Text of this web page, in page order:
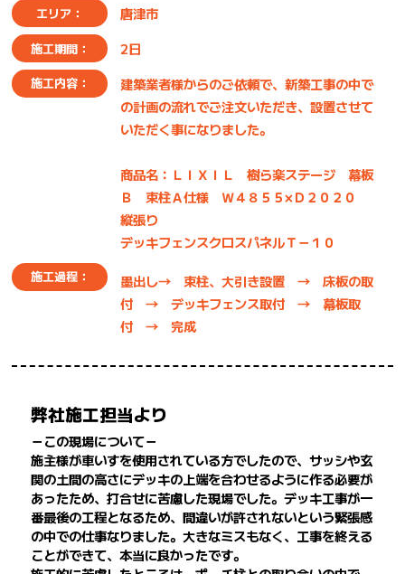
エリア： 唐津市
施工期間： 2日
施工内容：
建築業者様からのご依頼で、新築工事の中で
の計画の流れでご注文いただき、設置させて
いただく事になりました。
商品名：ＬＩＸＩＬ 樹ら楽ステージ 幕板
Ｂ 束柱Ａ仕様 Ｗ４８５５×Ｄ２０２０
縦張り
デッキフェンスクロスパネルＴ－１０
施工過程：
墨出し→ 束柱、大引き設置 → 床板の取
付 → デッキフェンス取付 → 幕板取
付 → 完成
弊社施工担当より
－この現場について－
施主様が車いすを使用されている方でしたので、サッシや玄
関の土間の高さにデッキの上端を合わせるように作る必要が
あったため、打合せに苦慮した現場でした。デッキ工事が一
番最後の工程となるため、間違いが許されないという緊張感
の中での仕事なりました。大きなミスもなく、工事を終える
ことができて、本当に良かったです。